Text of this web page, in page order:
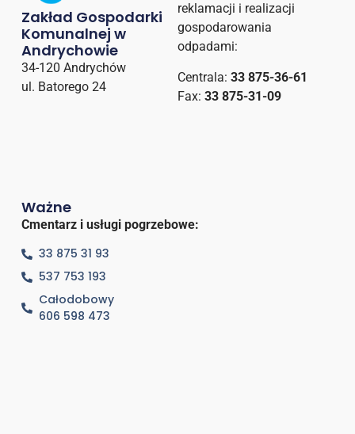
Zakład Gospodarki
Komunalnej w
Andrychowie
34-120 Andrychów
ul. Batorego 24
reklamacji i realizacji
gospodarowania
odpadami:
Centrala: 33 875-36-61
Fax: 33 875-31-09
Ważne
Cmentarz i usługi pogrzebowe:
33 875 31 93
537 753 193
Całodobowy
606 598 473